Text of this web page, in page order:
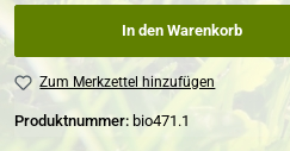
In den Warenkorb
Zum Merkzettel hinzufügen
Produktnummer: bio471.1